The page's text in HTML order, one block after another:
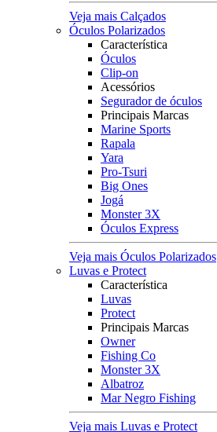
Veja mais Calçados
Óculos Polarizados
Característica
Óculos
Clip-on
Acessórios
Segurador de óculos
Principais Marcas
Marine Sports
Rapala
Yara
Pro-Tsuri
Big Ones
Jogá
Monster 3X
Óculos Express
Veja mais Óculos Polarizados
Luvas e Protect
Característica
Luvas
Protect
Principais Marcas
Owner
Fishing Co
Monster 3X
Albatroz
Mar Negro Fishing
Veja mais Luvas e Protect